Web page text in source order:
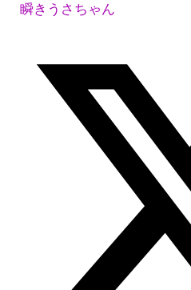
瞬きうさちゃん